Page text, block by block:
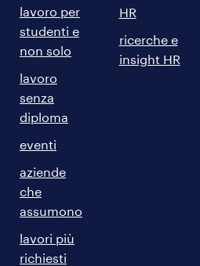
lavoro per
studenti e
non solo
lavoro
senza
diploma
eventi
aziende
che
assumono
lavori più
richiesti
HR
ricerche e
insight HR